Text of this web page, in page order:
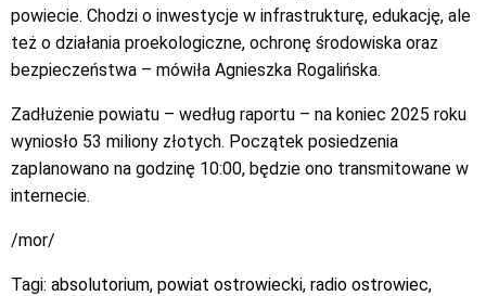
powiecie. Chodzi o inwestycje w infrastrukturę, edukację, ale
też o działania proekologiczne, ochronę środowiska oraz
bezpieczeństwa – mówiła Agnieszka Rogalińska.
Zadłużenie powiatu – według raportu – na koniec 2025 roku
wyniosło 53 miliony złotych. Początek posiedzenia
zaplanowano na godzinę 10:00, będzie ono transmitowane w
internecie.
/mor/
Tagi: absolutorium, powiat ostrowiecki, radio ostrowiec,